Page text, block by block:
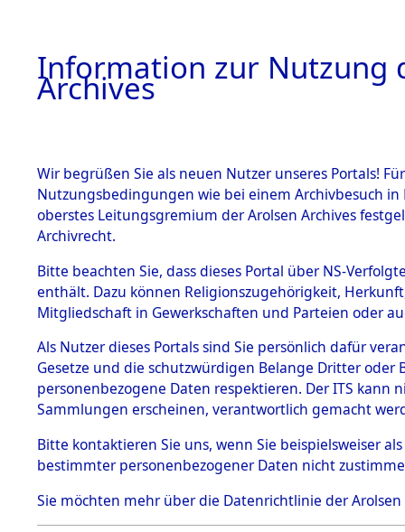
BESTÄNDE
1.
mente
5. Verschiedenes
5.3
Todesmärsche
5.3.1 Alliierte
Erhebungen
zu
Todesmärsch
en
5.3.2
und
0021
Information zur Nutzung
Archives
Wir begrüßen Sie als neuen Nutzer unseres Portals!
Nutzungsbedingungen wie bei einem Archivbesuch
oberstes Leitungsgremium der Arolsen Archives
Archivrecht.
Bitte beachten Sie, dass dieses Portal über NS-
enthält. Dazu können Religionszugehörigkeit,
Mitgliedschaft in Gewerkschaften und Parteien oder
Als Nutzer dieses Portals sind Sie persönlich dafür
Gesetze und die schutzwürdigen Belange Dritter
personenbezogene Daten respektieren. Der ITS
Sammlungen erscheinen, verantwortlich gemacht
Bitte kontaktieren Sie uns, wenn Sie beispielsweiser
bestimmter personenbezogener Daten nicht
Sie möchten mehr über die Datenrichtlinie der Arolsen